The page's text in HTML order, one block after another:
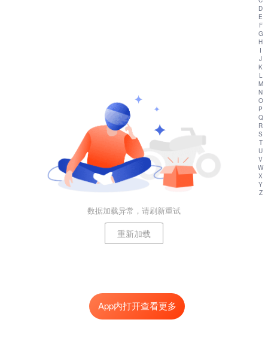
App内打开查看更多
D
E
F
G
H
I
J
K
L
M
N
O
P
Q
R
S
T
U
V
W
X
Y
Z
数据加载异常，请刷新重试
重新加载